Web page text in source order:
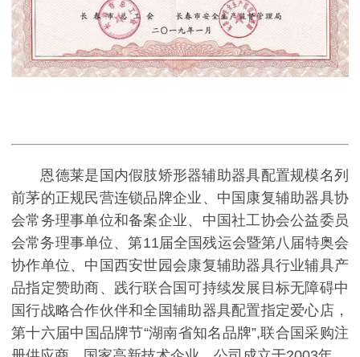
恩德莱是国内假肢矫形器辅助器具配置规模名列
前茅的正规民营连锁品牌企业、中国康复辅助器具协
会常务理事单位和备案企业、中国社工协会公益委员
会常务理事单位、第11届全国残运会暨第八届特奥会
协作单位、中国西安世园会康复辅助器具行业辅具产
品指定赞助商、践行联合国可持续发展目标无障碍中
国行战略合作伙伴和全国辅助器具配置指定爱心店，
第十六届中国品牌节“湖南省知名品牌”,联合国采购注